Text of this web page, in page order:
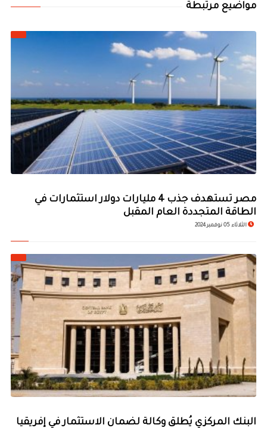
مواضيع مرتبطة
مصر تستهدف جذب 4 مليارات دولار استثمارات في
الطاقة المتجددة العام المقبل
الثلاثاء 05 نوفمبر 2024
البنك المركزي يُطلق وكالة لضمان الاستثمار في إفريقيا